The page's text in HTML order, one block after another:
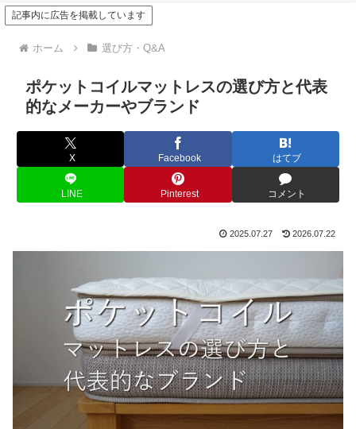
記事内に広告を掲載しています
ホーム 選び方・Q&A
ポケットコイルマットレスの選び方と代表
的なメーカーやブランド
X Facebook はてブ
LINE Pinterest コメント
2025.07.27 2026.07.22